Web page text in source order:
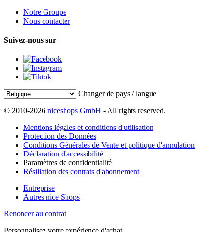
Notre Groupe
Nous contacter
Suivez-nous sur
Changer de pays / langue
© 2010-2026 niceshops GmbH - All rights reserved.
Mentions légales et conditions d'utilisation
Protection des Données
Conditions Générales de Vente et politique d'annulation
Déclaration d'accessibilité
Paramètres de confidentialité
Résiliation des contrats d'abonnement
Entreprise
Autres nice Shops
Renoncer au contrat